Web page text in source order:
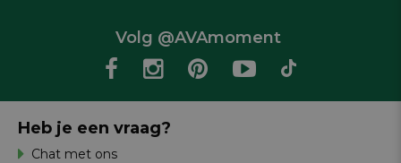
Volg @AVAmoment
Heb je een vraag?
Chat met ons